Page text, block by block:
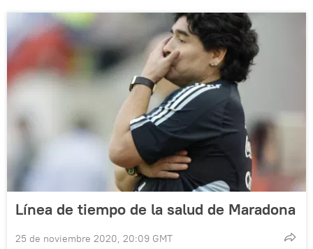
Línea de tiempo de la salud de Maradona
25 de noviembre 2020, 20:09 GMT